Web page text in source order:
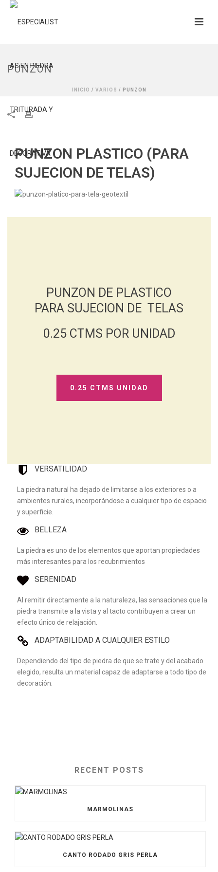
PUNZON
INICIO / VARIOS / PUNZON
PUNZON PLASTICO (PARA
SUJECION DE TELAS)
PUNZON DE PLASTICO
PARA SUJECION DE TELAS
0.25 CTMS POR UNIDAD
0.25 CTMS UNIDAD
VERSATILIDAD
La piedra natural ha dejado de limitarse a los exteriores o a
ambientes rurales, incorporándose a cualquier tipo de espacio
y superficie.
BELLEZA
La piedra es uno de los elementos que aportan propiedades
más interesantes para los recubrimientos
SERENIDAD
Al remitir directamente a la naturaleza, las sensaciones que la
piedra transmite a la vista y al tacto contribuyen a crear un
efecto único de relajación.
ADAPTABILIDAD A CUALQUIER ESTILO
Dependiendo del tipo de piedra de que se trate y del acabado
elegido, resulta un material capaz de adaptarse a todo tipo de
decoración.
RECENT POSTS
MARMOLINAS
CANTO RODADO GRIS PERLA